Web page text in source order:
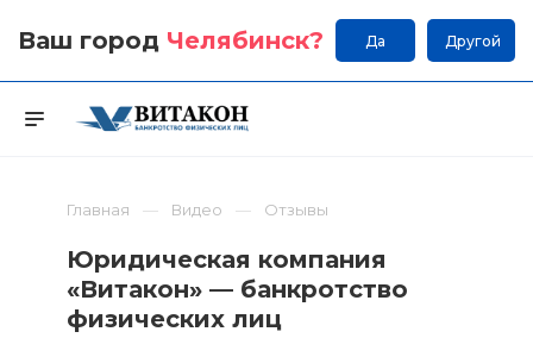
Ваш город Челябинск? Да Другой
Главная Видео Отзывы
Юридическая компания
«Витакон» — банкротство
физических лиц